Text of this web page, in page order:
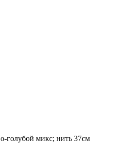
голубой микс; нить 37см